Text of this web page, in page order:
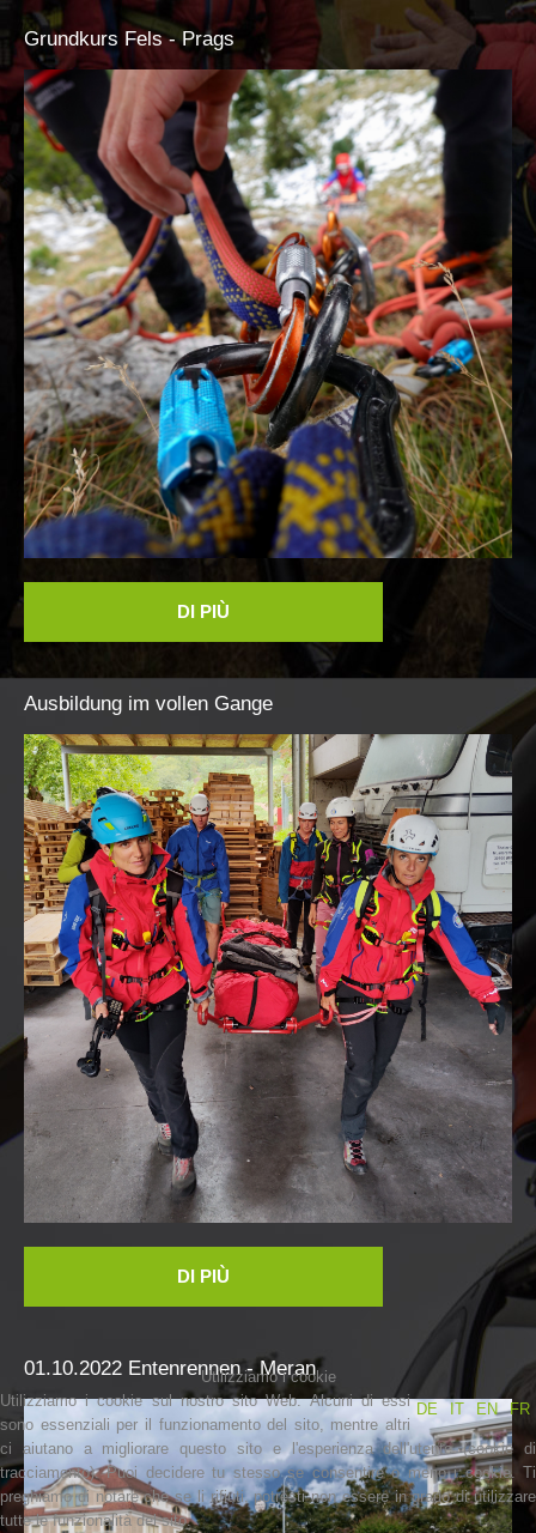
Unitá cinofile
Soccorritore in loco
Grundkurs Fels - Prags
DI PIÙ
Ausbildung im vollen Gange
DI PIÙ
01.10.2022 Entenrennen - Meran
Utilizziamo i cookie
DE
IT EN FR
Utilizziamo i cookie sul nostro sito Web. Alcuni di essi
sono essenziali per il funzionamento del sito, mentre altri
ci aiutano a migliorare questo sito e l'esperienza dell'utente (cookie di
tracciamento). Puoi decidere tu stesso se consentire o meno i cookie. Ti
preghiamo di notare che se li rifiuti, potresti non essere in grado di utilizzare
tutte le funzionalità del sito.